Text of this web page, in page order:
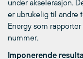
under akselerasjon.
er ubrukelig til andre
Energy som
nummer.
Imponerende